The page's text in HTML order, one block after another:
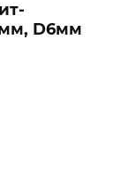
D6мм